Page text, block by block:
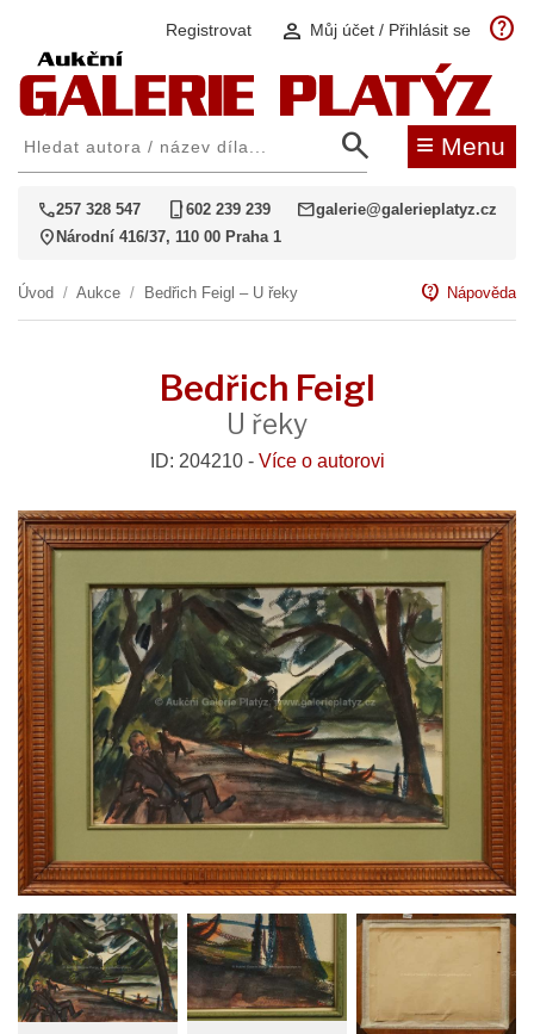
Registrovat person Můj účet / Přihlásit se help
search ≡ Menu
call257 328 547 phone_iphone602 239 239 mailgalerie@galerieplatyz.cz
location_on Národní 416/37, 110 00 Praha 1
Úvod / Aukce / Bedřich Feigl – U řeky contact_support Nápověda
Bedřich Feigl
U řeky
ID: 204210 - Více o autorovi